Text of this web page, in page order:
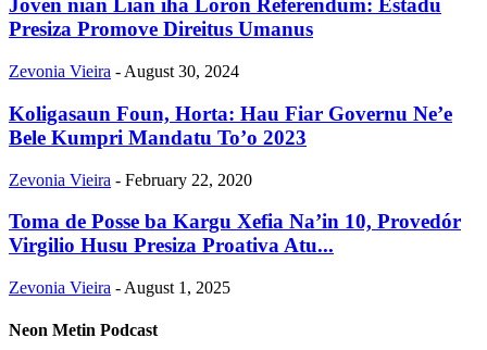
Joven nian Lian iha Loron Referendum: Estadu
Presiza Promove Direitus Umanus
Zevonia Vieira - August 30, 2024
Koligasaun Foun, Horta: Hau Fiar Governu Ne’e
Bele Kumpri Mandatu To’o 2023
Zevonia Vieira - February 22, 2020
Toma de Posse ba Kargu Xefia Na’in 10, Provedór
Virgilio Husu Presiza Proativa Atu...
Zevonia Vieira - August 1, 2025
Neon Metin Podcast